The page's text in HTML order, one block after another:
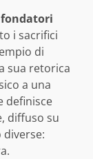
i sacrifici
di
sua retorica
a una
definisce
diffuso su